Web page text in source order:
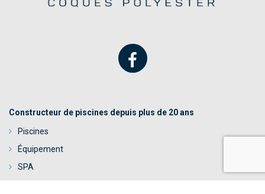
Constructeur de piscines depuis plus de 20 ans
Piscines
Équipement
SPA